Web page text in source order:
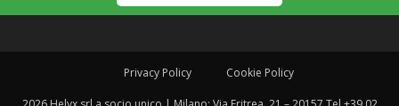
Privacy Policy Cookie Policy